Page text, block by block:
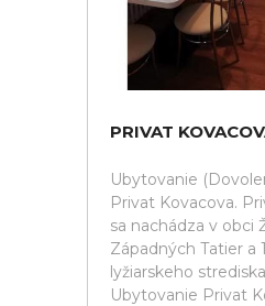
PRIVAT
Ubytovanie
Privat Kovacova.
sa nachádza v obci
Západných Tatier a
lyžiarskeho
Ubytovanie Privat